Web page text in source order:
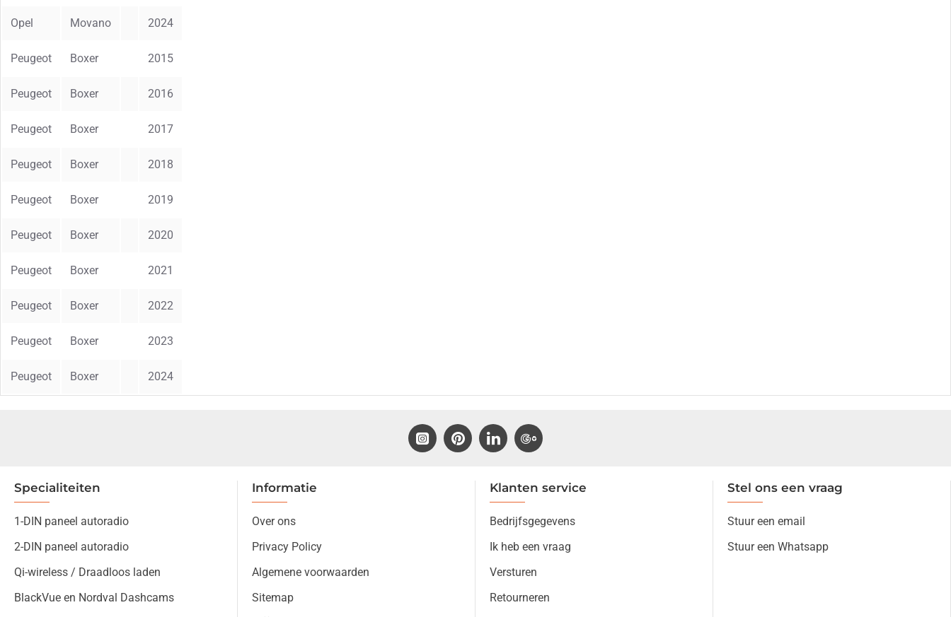
Opel Movano 2024
Peugeot Boxer 2015
Peugeot Boxer 2016
Peugeot Boxer 2017
Peugeot Boxer 2018
Peugeot Boxer 2019
Peugeot Boxer 2020
Peugeot Boxer 2021
Peugeot Boxer 2022
Peugeot Boxer 2023
Peugeot Boxer 2024
Specialiteiten
1-DIN paneel autoradio
2-DIN paneel autoradio
Qi-wireless / Draadloos laden
BlackVue en Nordval Dashcams
Informatie
Over ons
Privacy Policy
Algemene voorwaarden
Sitemap
Klanten service
Bedrijfsgegevens
Ik heb een vraag
Versturen
Retourneren
Stel ons een vraag
Stuur een email
Stuur een Whatsapp